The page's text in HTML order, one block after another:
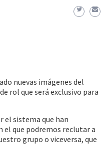
nuevas imágenes del
rol que será exclusivo para
el sistema que han
el que podremos reclutar a
grupo o viceversa, que